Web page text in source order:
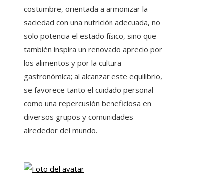
costumbre, orientada a armonizar la
saciedad con una nutrición adecuada, no
solo potencia el estado físico, sino que
también inspira un renovado aprecio por
los alimentos y por la cultura
gastronómica; al alcanzar este equilibrio,
se favorece tanto el cuidado personal
como una repercusión beneficiosa en
diversos grupos y comunidades
alrededor del mundo.